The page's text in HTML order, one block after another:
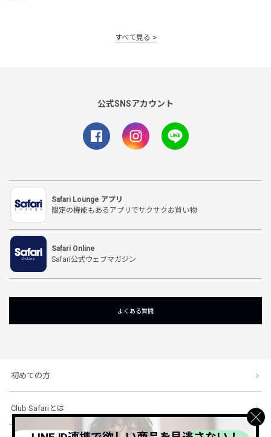
すべて見る
公式SNSアカウント
Safari Lounge アプリ
限定の機能もあるアプリでサクサクお買い物
Safari Online
Safari公式ウェブマガジン
よくある質問
初めての方
Club Safariとは